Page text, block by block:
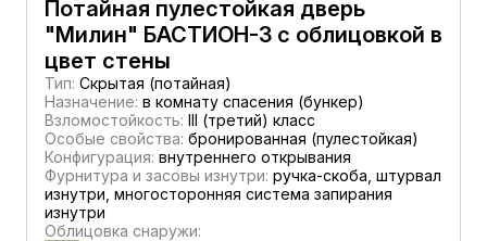
Потайная пулестойкая дверь
"Милин" БАСТИОН-3 с облицовкой в
цвет стены
Тип: Скрытая (потайная)
Назначение: в комнату спасения (бункер)
Взломостойкость: III (третий) класс
Особые свойства: бронированная (пулестойкая)
Конфигурация: внутреннего открывания
Фурнитура и засовы изнутри: ручка-скоба, штурвал
изнутри, многосторонняя система запирания
изнутри
Облицовка снаружи: